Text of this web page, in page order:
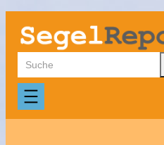
Suchen